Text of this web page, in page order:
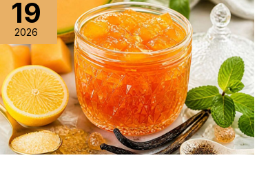
19
2026